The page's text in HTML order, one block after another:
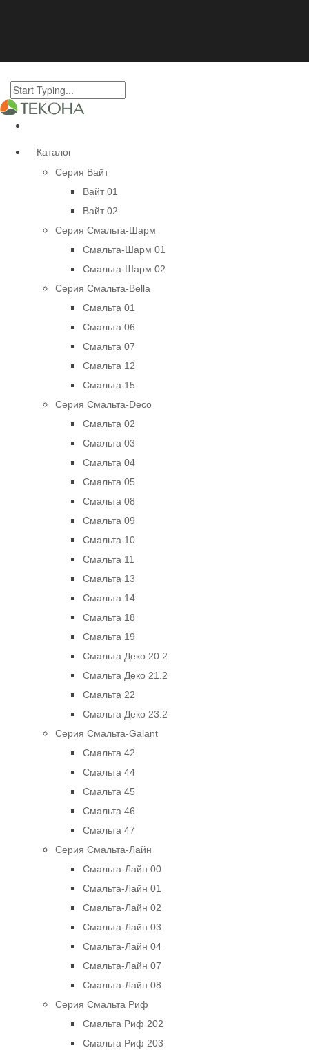
Каталог
Серия Вайт
Вайт 01
Вайт 02
Серия Смальта-Шарм
Смальта-Шарм 01
Смальта-Шарм 02
Серия Смальта-Bella
Смальта 01
Смальта 06
Смальта 07
Смальта 12
Смальта 15
Серия Смальта-Deco
Смальта 02
Смальта 03
Смальта 04
Смальта 05
Смальта 08
Смальта 09
Смальта 10
Смальта 11
Смальта 13
Смальта 14
Смальта 18
Смальта 19
Смальта Деко 20.2
Смальта Деко 21.2
Смальта 22
Смальта Деко 23.2
Серия Смальта-Galant
Смальта 42
Смальта 44
Смальта 45
Смальта 46
Смальта 47
Серия Смальта-Лайн
Смальта-Лайн 00
Смальта-Лайн 01
Смальта-Лайн 02
Смальта-Лайн 03
Смальта-Лайн 04
Смальта-Лайн 07
Смальта-Лайн 08
Серия Смальта Риф
Смальта Риф 202
Смальта Риф 203